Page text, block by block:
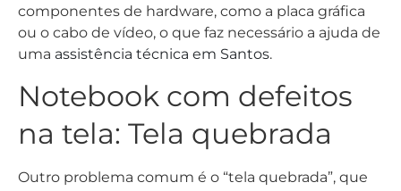
Outro problema comum é o “tela quebrada”, que
pode ser causado por quedas, pancadas ou
está visivelmente danificada, é provável que
precise ser substituída.
Profissionais capacitados e experientes serão